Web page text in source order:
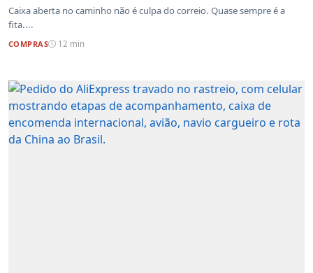
Caixa aberta no caminho não é culpa do correio. Quase sempre é a
fita....
COMPRAS 12 min